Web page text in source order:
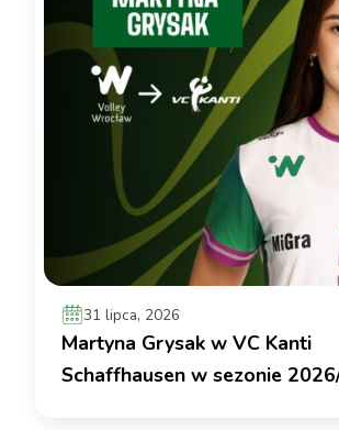
31 lipca, 2026
Martyna Grysak w VC Kanti
Schaffhausen w sezonie